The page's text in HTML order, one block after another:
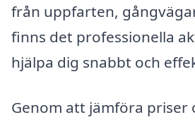
från uppfarten,
finns det professionella
hjälpa dig snabbt och
Genom att jämföra priser